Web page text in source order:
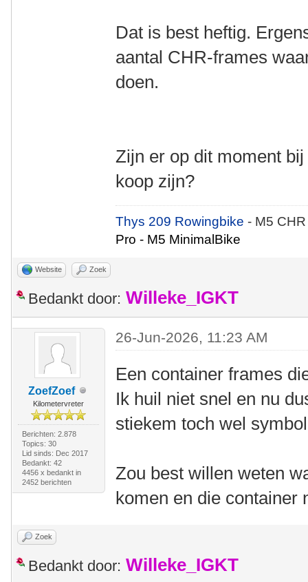
Dat is best heftig.
aantal CHR-frames
doen.
Zijn er op dit moment
koop zijn?
Thys 209 Rowingbike- M5
Pro - M5 MinimalBike
Website Zoek
Bedankt door: Willeke_IGKT
ZoefZoef
Kilometervreter
Berichten: 2.878
Topics: 30
Lid sinds: Dec 2017
Bedankt: 42
4456 x bedankt in
2452 berichten
26-Jun-2026, 11:23 AM
Een container frames
Ik huil niet snel en nu
stiekem toch wel
Zou best willen weten
komen en die container
Zoek
Bedankt door: Willeke_IGKT